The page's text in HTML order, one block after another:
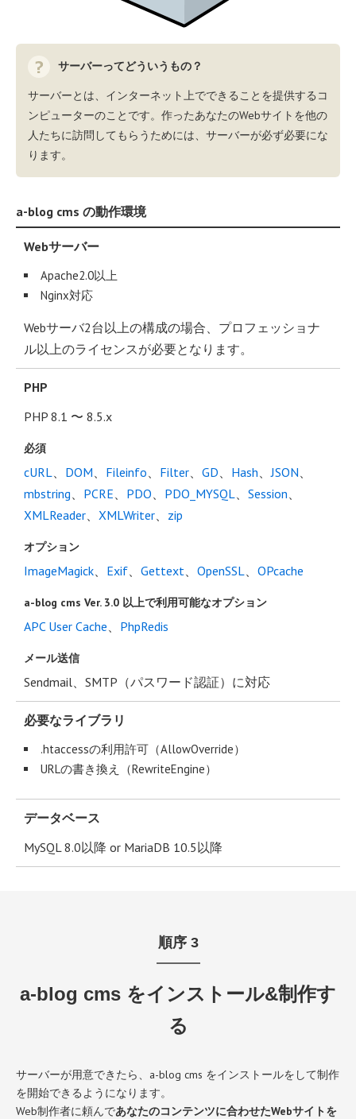
サーバーってどういうもの？
サーバーとは、インターネット上でできることを提供するコ
ンピューターのことです。作ったあなたのWebサイトを他の
人たちに訪問してもらうためには、サーバーが必ず必要にな
ります。
a-blog cms の動作環境
Webサーバー
Apache2.0以上
Nginx対応
Webサーバ2台以上の構成の場合、プロフェッショナ
ル以上のライセンスが必要となります。
PHP
PHP 8.1 〜 8.5.x
必須
cURL DOM Fileinfo Filter GD Hash 、JSON
mbstring
PCRE PDO PDO_MYSQL Session
XMLReader
XMLWriter zip
オプション
ImageMagick Exif Gettext OpenSSL OPcache
a-blog cms Ver. 3.0 以上で利用可能なオプション
APC User Cache PhpRedis
メール送信
Sendmail、SMTP（パスワード認証）に対応
必要なライブラリ
.htaccessの利用許可（AllowOverride）
URLの書き換え（RewriteEngine）
データベース
MySQL 8.0以降 or MariaDB 10.5以降
順序 3
a-blog cms をインストール&制作す
る
サーバーが用意できたら、a-blog cms をインストールをして制作
を開始できるようになります。
Web制作者に頼んであなたのコンテンツに合わせたWebサイトを